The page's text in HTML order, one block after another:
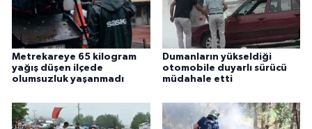
Metrekareye 65 kilogram
yağış düşen ilçede
olumsuzluk yaşanmadı
Dumanların yükseldiği
otomobile duyarlı sürücü
müdahale etti